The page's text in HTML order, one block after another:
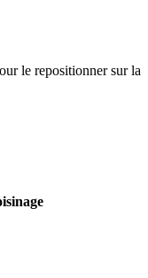
le repositionner sur la